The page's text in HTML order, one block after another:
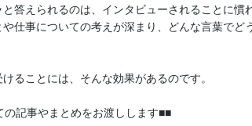
答えられるのは、インタビューされることに慣
仕事についての考えが深まり、どんな言葉でど
ることには、そんな効果があるのです。
の記事やまとめをお渡しします■■